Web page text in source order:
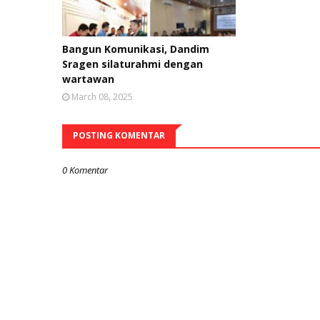
Bangun Komunikasi, Dandim
Sragen silaturahmi dengan
wartawan
March 08, 2025
POSTING KOMENTAR
0 Komentar